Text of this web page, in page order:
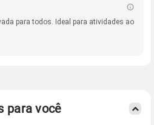
para todos. Ideal para atividades ao
para você